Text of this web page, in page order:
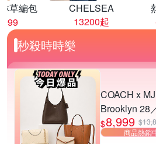
草編包
CHELSEA
13200起
秒殺時時樂
COACH x
Brooklyn 28
／斜背包均一
款可選
$8,999
商品熱銷